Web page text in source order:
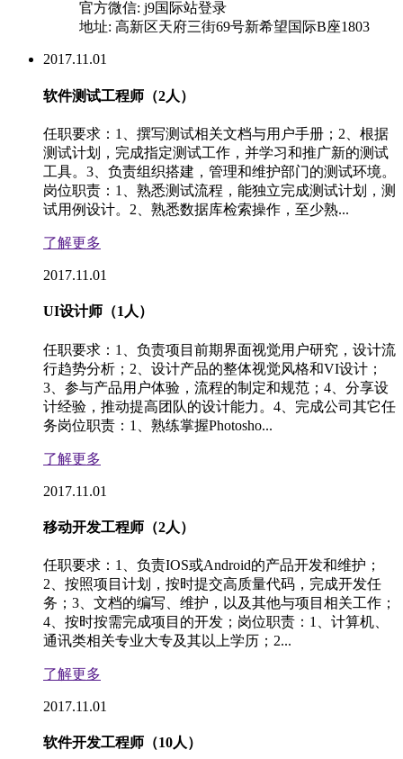
官方微信: j9国际站登录
地址: 高新区天府三街69号新希望国际B座1803
2017.11.01
软件测试工程师（2人）
任职要求：1、撰写测试相关文档与用户手册；2、根据
测试计划，完成指定测试工作，并学习和推广新的测试
工具。3、负责组织搭建，管理和维护部门的测试环境。
岗位职责：1、熟悉测试流程，能独立完成测试计划，测
试用例设计。2、熟悉数据库检索操作，至少熟...
了解更多
2017.11.01
UI设计师（1人）
任职要求：1、负责项目前期界面视觉用户研究，设计流
行趋势分析；2、设计产品的整体视觉风格和VI设计；
3、参与产品用户体验，流程的制定和规范；4、分享设
计经验，推动提高团队的设计能力。4、完成公司其它任
务岗位职责：1、熟练掌握Photosho...
了解更多
2017.11.01
移动开发工程师（2人）
任职要求：1、负责IOS或Android的产品开发和维护；
2、按照项目计划，按时提交高质量代码，完成开发任
务；3、文档的编写、维护，以及其他与项目相关工作；
4、按时按需完成项目的开发；岗位职责：1、计算机、
通讯类相关专业大专及其以上学历；2...
了解更多
2017.11.01
软件开发工程师（10人）